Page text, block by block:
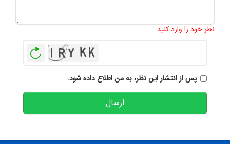
نظر خود را وارد کنید
پس از انتشار این نظر، به من اطلاع داده شود.
ارسال